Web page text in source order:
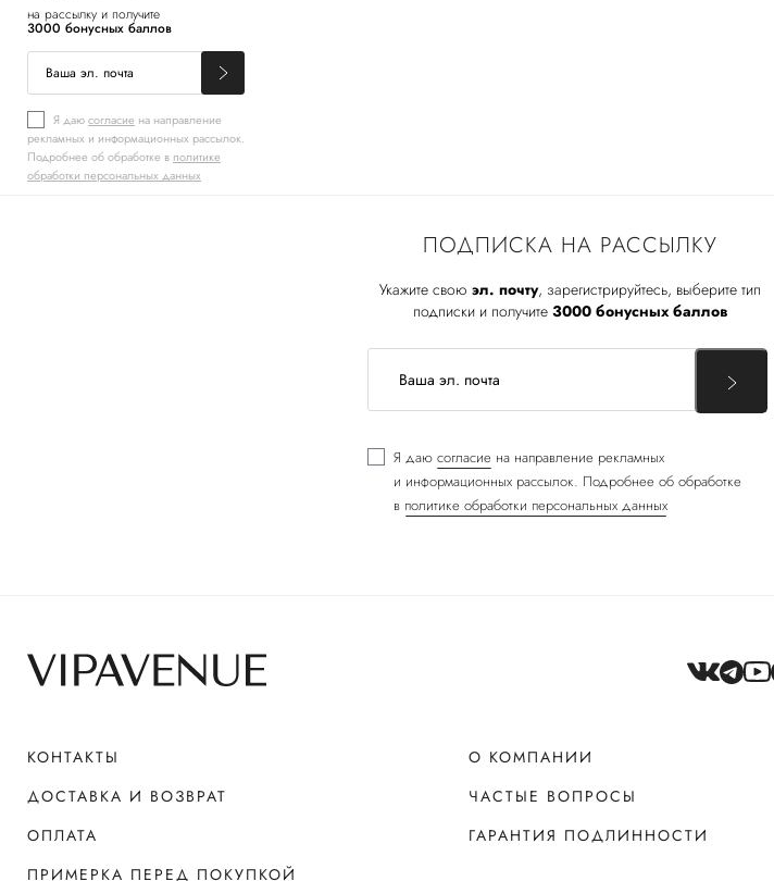
на рассылку и получите
3000 бонусных баллов
Я даюсогласие на направление
рекламных и информационных рассылок.
Подробнее об обработке в политике
обработки персональных данных
ПОДПИСКА НА РАССЫЛКУ
Укажите свою эл. почту, зарегистрируйтесь, выберите тип
подписки и получите 3000 бонусных баллов
Я даю согласие на направление рекламных
и информационных рассылок. Подробнее об обработке
в политике обработки персональных данных
КОНТАКТЫ
ДОСТАВКА И ВОЗВРАТ
ОПЛАТА
ПРИМЕРКА ПЕРЕД ПОКУПКОЙ
О КОМПАНИИ
ЧАСТЫЕ ВОПРОСЫ
ГАРАНТИЯ ПОДЛИННОСТИ